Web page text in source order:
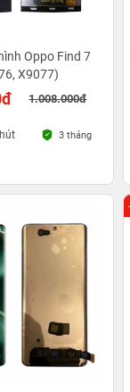
Oppo Find 7
X9077)
1.008.000đ
3 tháng